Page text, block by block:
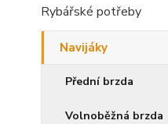
Rybářské potřeby
Navijáky
Přední brzda
Volnoběžná brzda